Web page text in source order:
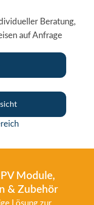
Beratung,
auf Anfrage
Module,
& Zubehör
Lösung zur